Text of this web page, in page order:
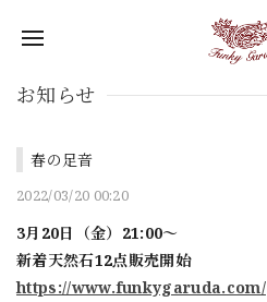
お知らせ
春の足音
2022/03/20 00:20
3月20日（金）21:00〜
新着天然石12点販売開始
https://www.funkygaruda.com/